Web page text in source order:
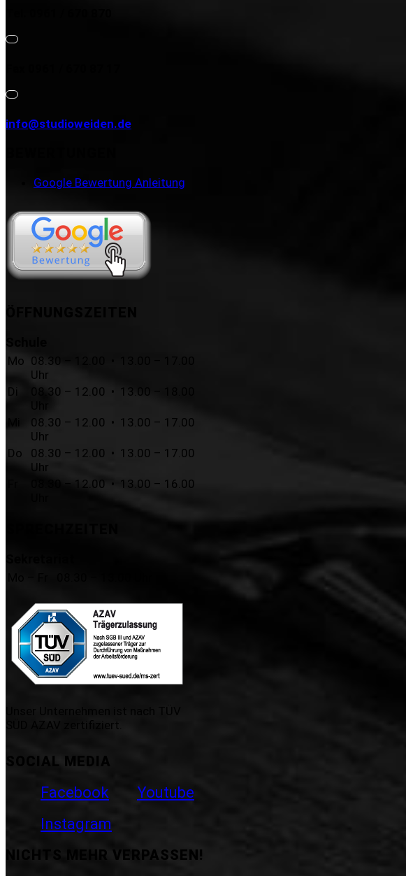
info@studioweiden.de
Google Bewertung Anleitung
Mo 08.30 – 12.00 • 13.00 – 17.00
Uhr
Di
08.30 – 12.00 • 13.00 – 18.00
08.30 – 12.00 • 13.00 – 17.00
Uhr
Do
08.30 – 12.00 • 13.00 – 17.00
Uhr
08.30 – 12.00 • 13.00 – 16.00
SÜD AZAV zertifiziert.
SOCIAL MEDIA
Facebook
Youtube
Instagram
NICHTS MEHR VERPASSEN!